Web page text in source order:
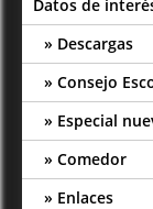
Datos de
Descargas
Consejo
Especial
Comedor
Enlaces